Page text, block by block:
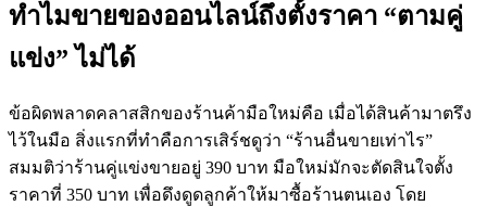
ทำไมขายของออนไลน์ถึงตั้งราคา “ตามคู่
แข่ง” ไม่ได้
ข้อผิดพลาดคลาสสิกของร้านค้ามือใหม่คือ เมื่อได้สินค้ามาตรึง
ไว้ในมือ สิ่งแรกที่ทำคือการเสิร์ชดูว่า “ร้านอื่นขายเท่าไร”
สมมติว่าร้านคู่แข่งขายอยู่ 390 บาท มือใหม่มักจะตัดสินใจตั้ง
ราคาที่ 350 บาท เพื่อดึงดูดลูกค้าให้มาซื้อร้านตนเอง โดย